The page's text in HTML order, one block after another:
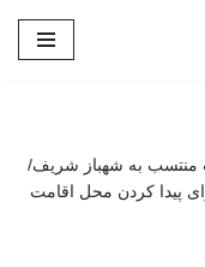
منتسب به شهباز شریف/
پیدا کردن محل اقامت